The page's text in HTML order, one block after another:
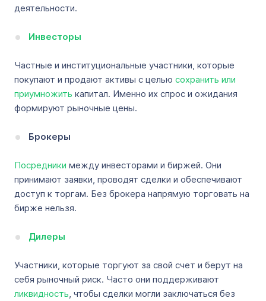
деятельности.
Инвесторы
Частные и институциональные участники, которые
покупают и продают активы с целью сохранить или
приумножить капитал. Именно их спрос и ожидания
формируют рыночные цены.
Брокеры
Посредники между инвесторами и биржей. Они
принимают заявки, проводят сделки и обеспечивают
доступ к торгам. Без брокера напрямую торговать на
бирже нельзя.
Дилеры
Участники, которые торгуют за свой счет и берут на
себя рыночный риск. Часто они поддерживают
ликвидность , чтобы сделки могли заключаться без